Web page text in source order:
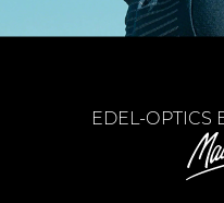
EDEL-OPTICS